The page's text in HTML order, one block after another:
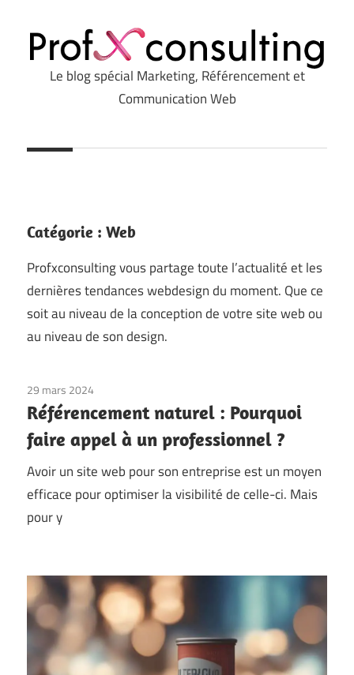
Profxconsulting.com
Le blog spécial Marketing, Référencement et
Communication Web
Catégorie : Web
Profxconsulting vous partage toute l’actualité et les
dernières tendances webdesign du moment. Que ce
soit au niveau de la conception de votre site web ou
au niveau de son design.
29 mars 2024
Référencement naturel : Pourquoi
faire appel à un professionnel ?
Avoir un site web pour son entreprise est un moyen
efficace pour optimiser la visibilité de celle-ci. Mais
pour y